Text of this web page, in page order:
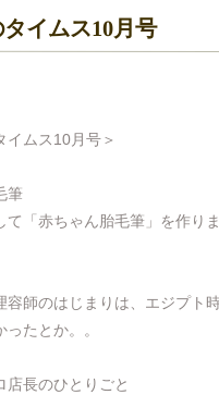
イムス10月号
イムス10月号＞
筆
て「赤ちゃん胎毛筆」を作
容師のはじまりは、エジプト
たとか。。
長のひとりごと